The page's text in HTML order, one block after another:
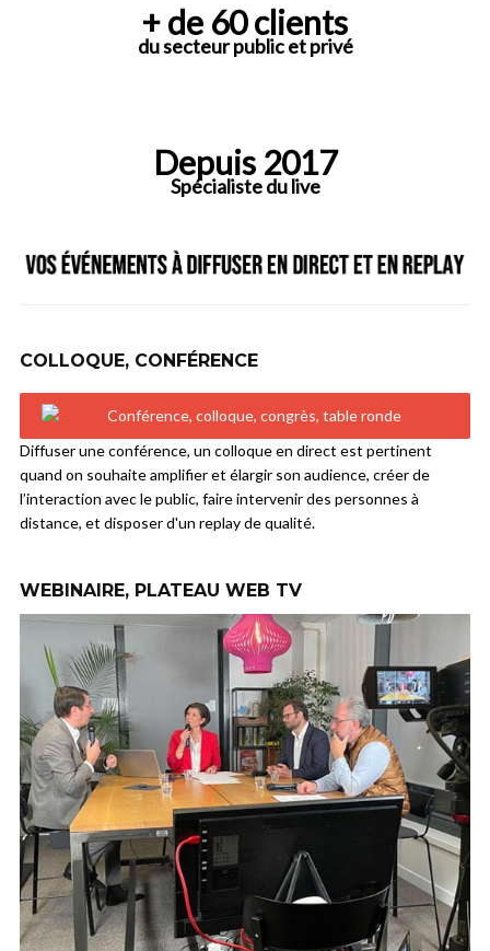
+ de 60 clients
du secteur public et privé
Depuis 2017
Spécialiste du live
COLLOQUE, CONFÉRENCE
Diffuser une conférence, un colloque en direct est pertinent
quand on souhaite amplifier et élargir son audience, créer de
l’interaction avec le public, faire intervenir des personnes à
distance, et disposer d'un replay de qualité.
WEBINAIRE, PLATEAU WEB TV